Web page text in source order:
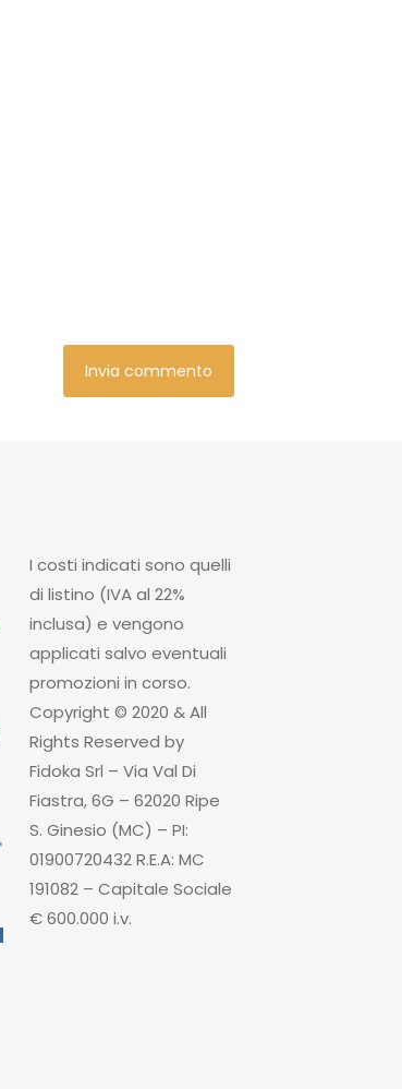
I costi indicati sono quelli
di listino (IVA al 22%
inclusa) e vengono
applicati salvo eventuali
promozioni in corso.
Copyright © 2020 & All
Rights Reserved by
Fidoka Srl – Via Val Di
Fiastra, 6G – 62020 Ripe
S. Ginesio (MC) – PI:
01900720432 R.E.A: MC
191082 – Capitale Sociale
€ 600.000 i.v.